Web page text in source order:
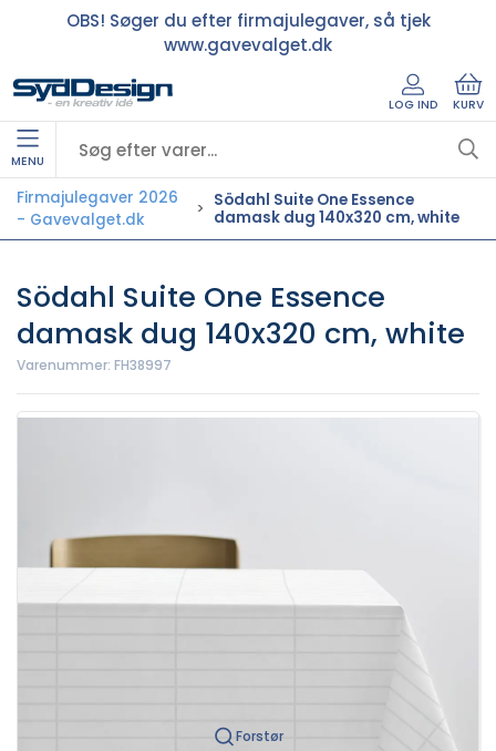
OBS! Søger du efter firmajulegaver, så tjek
www.gavevalget.dk
LOG IND KURV
MENU
Firmajulegaver 2026
- Gavevalget.dk
Södahl Suite One Essence
damask dug 140x320 cm, white
Södahl Suite One Essence
damask dug 140x320 cm, white
Varenummer: FH38997
Forstør